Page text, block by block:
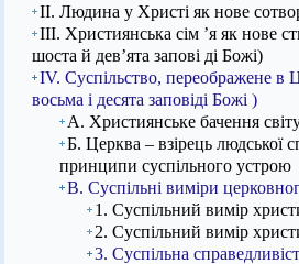
ІІ. Людина у Христі як нове
ІІІ. Християнська сім ’я як нове
шоста й дев’ята запові ді Божі)
IV. Суспільство, переображене в
восьма і десята заповіді Божі )
А. Християнське бачення
Б. Церква – взірець людської
принципи суспільного устрою
В. Суспільні виміри
1. Суспільний вимір
2. Суспільний вимір
3. Суспільна